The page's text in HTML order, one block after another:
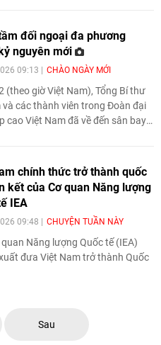
đối ngoại đa phương
nguyên mới
09:13 CHÀO NGÀY MỚI
(theo giờ Việt Nam), Tổng Bí thư
và các thành viên trong Đoàn đại
cao Việt Nam đã về đến sân bay
chính thức trở thành quốc
kết của Cơ quan Năng lượng
IEA
09:48 CHUYỆN TUẦN NÀY
Năng lượng Quốc tế (IEA)
đưa Việt Nam trở thành Quốc
Sau